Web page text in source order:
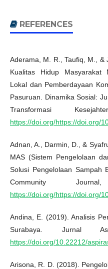
REFERENCES
Aderama, M. R., Taufiq, M.,
Kualitas Hidup Masyarakat
Lokal dan Pemberdayaan
Pasuruan. Dinamika Sosial:
Transformasi
https://doi.org/https://doi.org/
Adnan, A., Darmin, D., &
MAS (Sistem Pengelolaan
Solusi Pengelolaan Sampah
Community
https://doi.org/https://doi.org/
Andina, E. (2019). Analisis
Surabaya. Jurnal
https://doi.org/10.22212/
Arisona, R. D. (2018).